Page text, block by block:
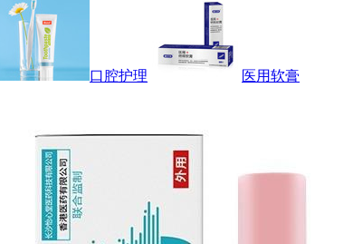
口腔护理 医用软膏